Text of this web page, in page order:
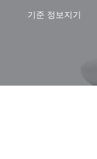
기준 정보지기